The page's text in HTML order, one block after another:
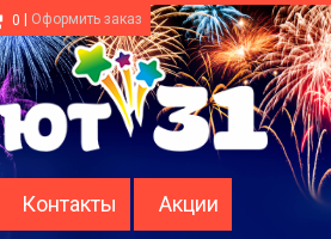
0 Оформить заказ
Контакты Акции